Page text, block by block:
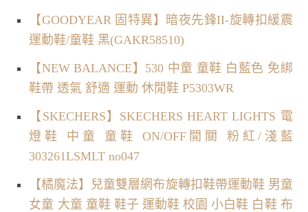
【GOODYEAR 固特異】暗夜先鋒II-旋轉扣緩震
運動鞋/童鞋 黑(GAKR58510)
【NEW BALANCE】530 中童 童鞋 白藍色 免綁
鞋帶 透氣 舒適 運動 休閒鞋 P5303WR
【SKECHERS】SKECHERS HEART LIGHTS 電
燈鞋 中童 童鞋 ON/OFF開關 粉紅/淺藍
303261LSMLT no047
【橘魔法】兒童雙層網布旋轉扣鞋帶運動鞋 男童
女童 大童 童鞋 鞋子 運動鞋 校園 小白鞋 白鞋 布